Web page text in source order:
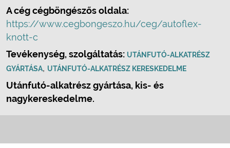
A cég cégböngészős oldala:
https://www.cegbongeszo.hu/ceg/autoflex-
knott-c
Tevékenység, szolgáltatás: UTÁNFUTÓ-ALKATRÉSZ
GYÁRTÁSA, UTÁNFUTÓ-ALKATRÉSZ KERESKEDELME
Utánfutó-alkatrész gyártása, kis- és
nagykereskedelme.